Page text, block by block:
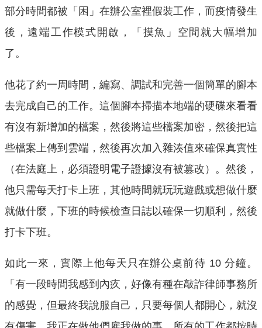
部分時間都被「困」在辦公室裡假裝工作，而疫情發生
後，遠端工作模式開啟，「摸魚」空間就大幅增加
了。
他花了約一周時間，編寫、調試和完善一個簡單的腳本
去完成自己的工作。這個腳本掃描本地端的硬碟來看看
有沒有新增加的檔案，然後將這些檔案加密，然後把這
些檔案上傳到雲端，然後再次加入雜湊值來確保真實性
（在法庭上，必須證明電子證據沒有被篡改）。然後，
他只需每天打卡上班，其他時間就玩玩遊戲或想做什麼
就做什麼，下班的時候檢查日誌以確保一切順利，然後
打卡下班。
如此一來，實際上他每天只在辦公桌前待 10 分鐘。
「有一段時間我感到內疚，好像有種在敲詐律師事務所
的感覺，但最終我說服自己，只要每個人都開心，就沒